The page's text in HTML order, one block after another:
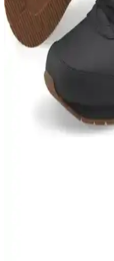
Adidas Breaknet modelleri
sürdürülebilirlik özellikleriyle öne
detaylı karşılaştırma ve kullanıcı
adidas GW1981 Tensaur
Çocuk Spor Ayakkabısı
Bu karşılaştırmada adidas
modellerinin özellikleri, kullanıcı
malzemeleri detaylı incelenerek
seçeneği sunuluyor.
Nike Revolution 6 ve